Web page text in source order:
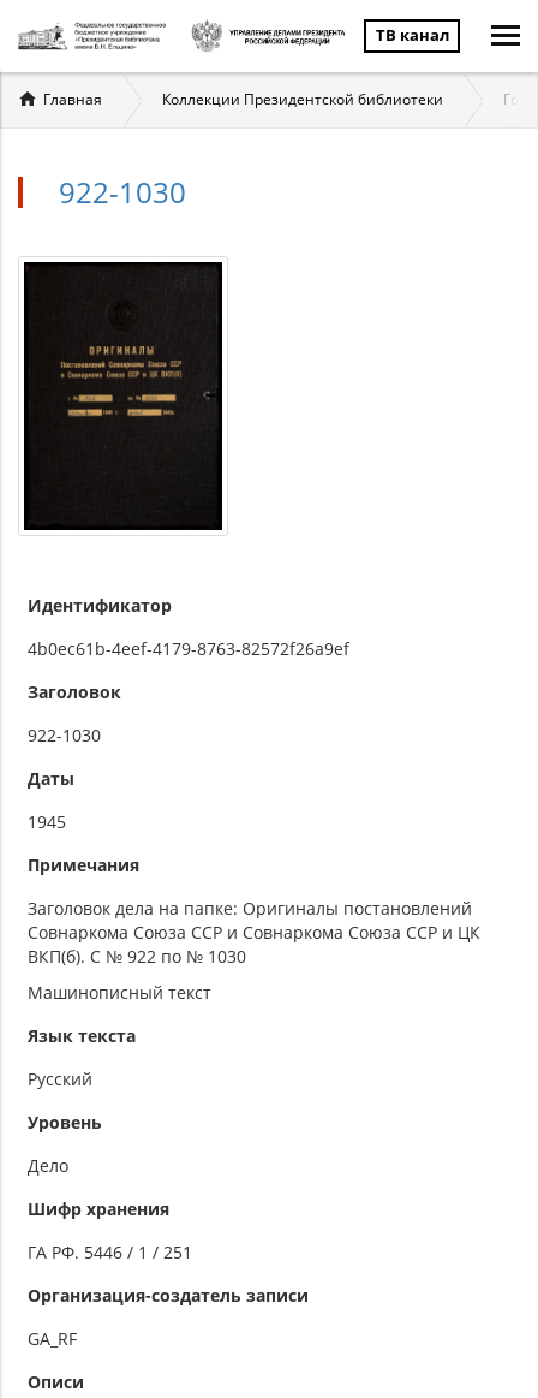
ТВ канал
Вы
здесь
Главная Коллекции Президентской библиотеки
922-1030
Идентификатор
4b0ec61b-4eef-4179-8763-82572f26a9ef
Заголовок
922-1030
Даты
1945
Примечания
Заголовок дела на папке: Оригиналы постановлений
Совнаркома Союза ССР и Совнаркома Союза ССР и ЦК
ВКП(б). С № 922 по № 1030
Машинописный текст
Язык текста
Русский
Уровень
Дело
Шифр хранения
ГА РФ. 5446 / 1 / 251
Организация-создатель записи
GA_RF
Описи